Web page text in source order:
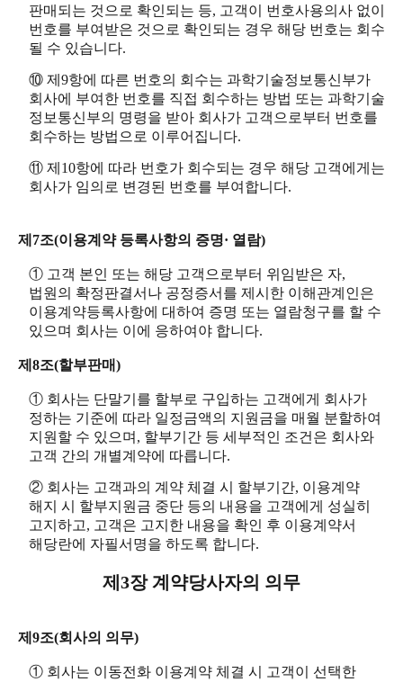
판매되는 것으로 확인되는 등, 고객이 번호사용의사 없이
번호를 부여받은 것으로 확인되는 경우 해당 번호는 회수
될 수 있습니다.
⑩ 제9항에 따른 번호의 회수는 과학기술정보통신부가
회사에 부여한 번호를 직접 회수하는 방법 또는 과학기술
정보통신부의 명령을 받아 회사가 고객으로부터 번호를
회수하는 방법으로 이루어집니다.
⑪ 제10항에 따라 번호가 회수되는 경우 해당 고객에게는
회사가 임의로 변경된 번호를 부여합니다.
제7조(이용계약 등록사항의 증명· 열람)
① 고객 본인 또는 해당 고객으로부터 위임받은 자,
법원의 확정판결서나 공정증서를 제시한 이해관계인은
이용계약등록사항에 대하여 증명 또는 열람청구를 할 수
있으며 회사는 이에 응하여야 합니다.
제8조(할부판매)
① 회사는 단말기를 할부로 구입하는 고객에게 회사가
정하는 기준에 따라 일정금액의 지원금을 매월 분할하여
지원할 수 있으며, 할부기간 등 세부적인 조건은 회사와
고객 간의 개별계약에 따릅니다.
② 회사는 고객과의 계약 체결 시 할부기간, 이용계약
해지 시 할부지원금 중단 등의 내용을 고객에게 성실히
고지하고, 고객은 고지한 내용을 확인 후 이용계약서
해당란에 자필서명을 하도록 합니다.
제3장 계약당사자의 의무
제9조(회사의 의무)
① 회사는 이동전화 이용계약 체결 시 고객이 선택한